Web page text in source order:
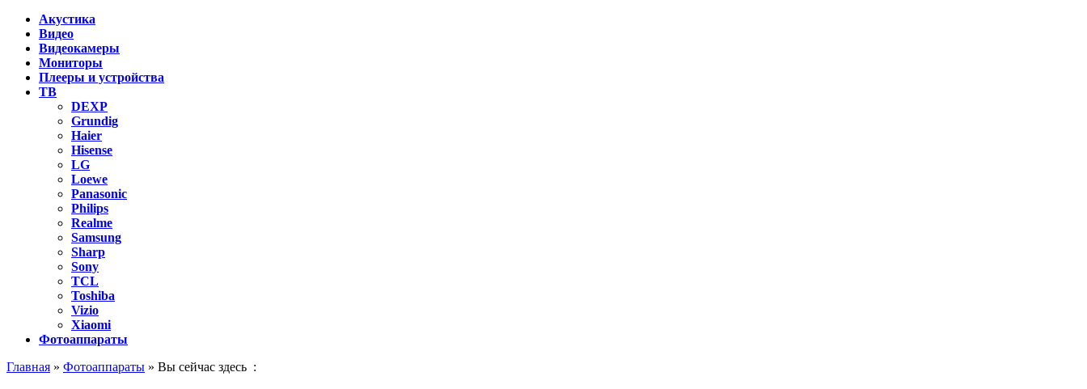
Акустика
Видео
Видеокамеры
Мониторы
Плееры и устройства
ТВ
DEXP
Grundig
Haier
Hisense
LG
Loewe
Panasonic
Philips
Realme
Samsung
Sharp
Sony
TCL
Toshiba
Vizio
Xiaomi
Фотоаппараты
Главная » Фотоаппараты » Вы сейчас здесь :